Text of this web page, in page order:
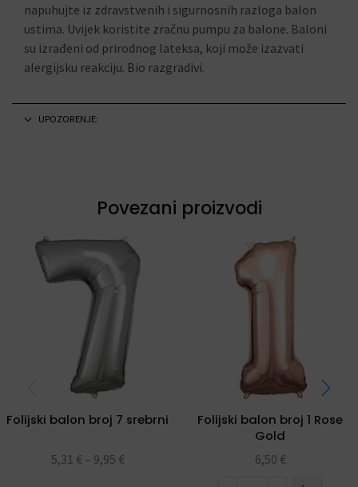
napuhujte iz zdravstvenih i sigurnosnih razloga balon
ustima. Uvijek koristite zračnu pumpu za balone. Baloni
su izrađeni od prirodnog lateksa, koji može izazvati
alergijsku reakciju. Bio razgradivi.
UPOZORENJE:
Povezani proizvodi
Folijski balon broj 7 srebrni
5,31 € – 9,95 €
Folijski balon broj 1 Rose
Gold
6,50 €